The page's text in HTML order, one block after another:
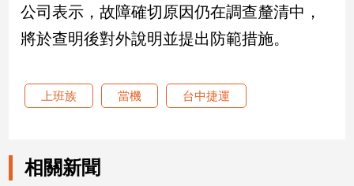
觀
點
台
公司表示，故障確切原因仍在調查釐清中，
將於查明後對外說明並提出防範措施。
上班族 當機 台中捷運
相關新聞